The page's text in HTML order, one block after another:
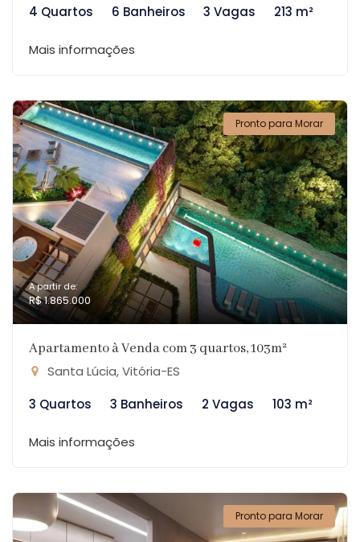
4 Quartos
6 Banheiros 3 Vagas 213 m²
Mais informações
Pronto para Morar
A partir de:
R$ 1.865.000
Apartamento à Venda com 3 quartos, 103m²
Santa Lúcia, Vitória-ES
3 Quartos
3 Banheiros 2 Vagas 103 m²
Mais informações
Pronto para Morar